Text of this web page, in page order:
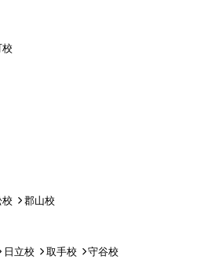
校
郡山校
日立校 取手校
守谷校